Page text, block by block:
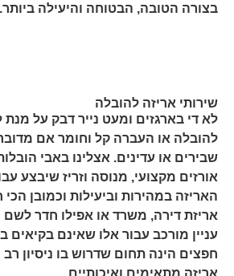
בצורה הטובה, הבטוחה והיעילה ביותר.
שירותי אריזה להובלה
לא די בארגזים ומעט נייר דבק על מנת
להובלה או העברה קל וחומר אם מדובר
שבירים או עדינים. אצלינו באבי
אורזים מקצועי, מנוסה וזריז שיבצע
האריזה במהירות וביעילות וכמובן
אריזת דירה, משרד או אפילו חדר לשם
עניין מורכב עבור אלו שאינם בקיאים
חפצים הינה תחום שדרוש בו ניסיון רב